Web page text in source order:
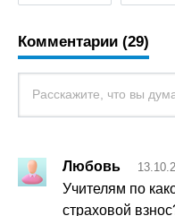
Комментарии (29)
Любовь
Учителям по
страховой